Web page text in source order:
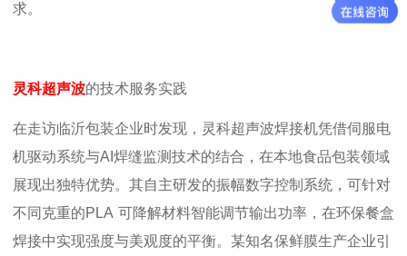
求。
灵科超声波的技术服务实践
在走访临沂包装企业时发现，灵科超声波焊接机凭借伺服电
机驱动系统与AI 焊缝监测技术的结合，在本地食品包装领域
展现出独特优势。其自主研发的振幅数字控制系统，可针对
不同克重的PLA 可降解材料智能调节输出功率，在环保餐盒
焊接中实现强度与美观度的平衡。某知名保鲜膜生产企业引